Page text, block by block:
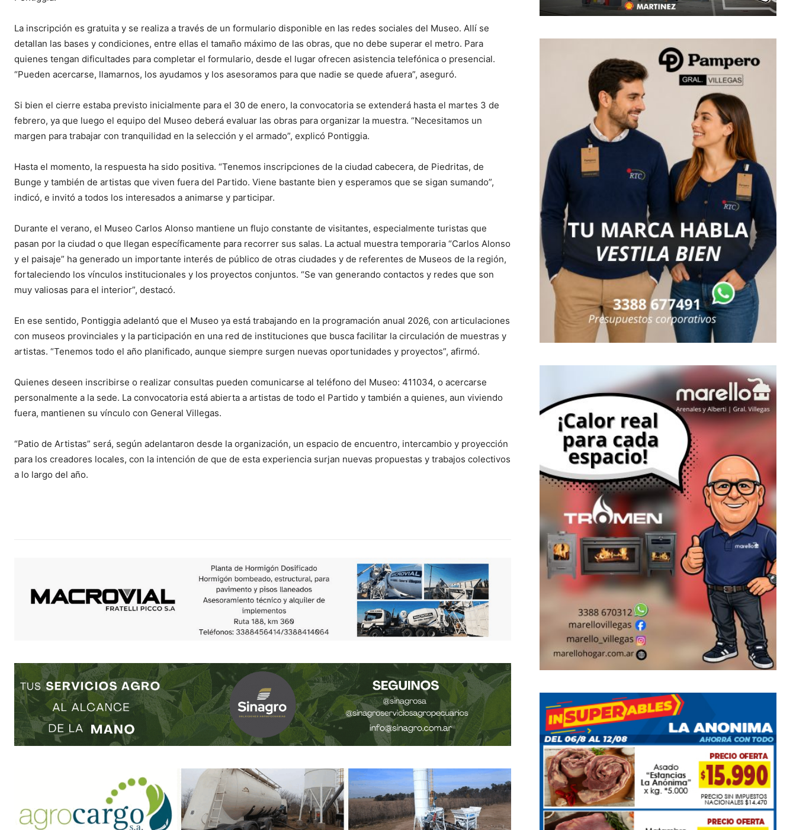
La inscripción es gratuita y se realiza a través de un formulario disponible en las redes sociales del Museo. Allí se
detallan las bases y condiciones, entre ellas el tamaño máximo de las obras, que no debe superar el metro. Para
quienes tengan dificultades para completar el formulario, desde el lugar ofrecen asistencia telefónica o presencial.
“Pueden acercarse, llamarnos, los ayudamos y los asesoramos para que nadie se quede afuera”, aseguró.
Si bien el cierre estaba previsto inicialmente para el 30 de enero, la convocatoria se extenderá hasta el martes 3 de
febrero, ya que luego el equipo del Museo deberá evaluar las obras para organizar la muestra. “Necesitamos un
margen para trabajar con tranquilidad en la selección y el armado”, explicó Pontiggia.
Hasta el momento, la respuesta ha sido positiva. “Tenemos inscripciones de la ciudad cabecera, de Piedritas, de
Bunge y también de artistas que viven fuera del Partido. Viene bastante bien y esperamos que se sigan sumando”,
indicó, e invitó a todos los interesados a animarse y participar.
Durante el verano, el Museo Carlos Alonso mantiene un flujo constante de visitantes, especialmente turistas que
pasan por la ciudad o que llegan específicamente para recorrer sus salas. La actual muestra temporaria “Carlos Alonso
y el paisaje” ha generado un importante interés de público de otras ciudades y de referentes de Museos de la región,
fortaleciendo los vínculos institucionales y los proyectos conjuntos. “Se van generando contactos y redes que son
muy valiosas para el interior”, destacó.
En ese sentido, Pontiggia adelantó que el Museo ya está trabajando en la programación anual 2026, con articulaciones
con museos provinciales y la participación en una red de instituciones que busca facilitar la circulación de muestras y
artistas. “Tenemos todo el año planificado, aunque siempre surgen nuevas oportunidades y proyectos”, afirmó.
Quienes deseen inscribirse o realizar consultas pueden comunicarse al teléfono del Museo: 411034, o acercarse
personalmente a la sede. La convocatoria está abierta a artistas de todo el Partido y también a quienes, aun viviendo
fuera, mantienen su vínculo con General Villegas.
“Patio de Artistas” será, según adelantaron desde la organización, un espacio de encuentro, intercambio y proyección
para los creadores locales, con la intención de que de esta experiencia surjan nuevas propuestas y trabajos colectivos
a lo largo del año.